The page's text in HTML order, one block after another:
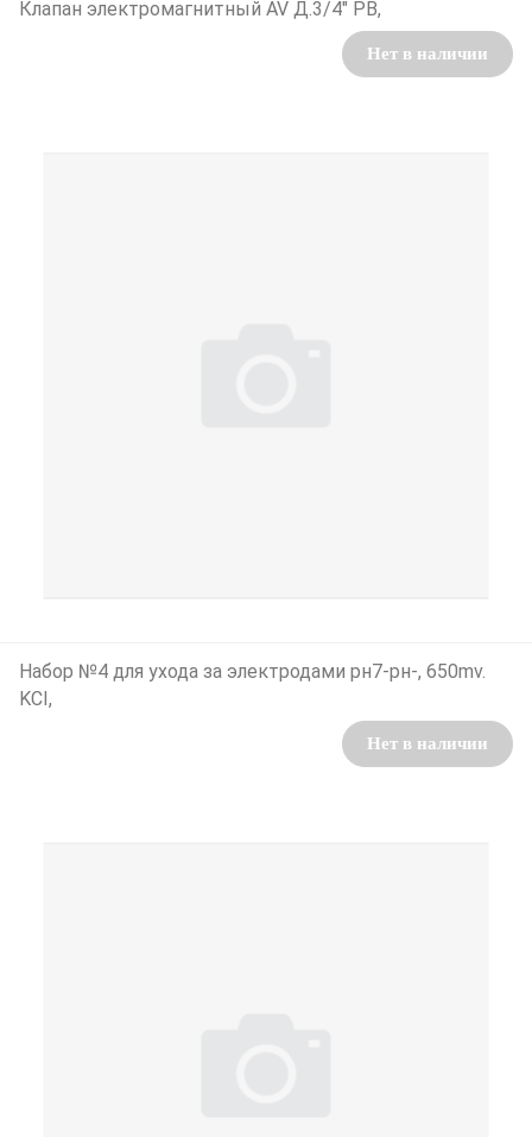
Клапан электромагнитный AV Д.3/4" РВ,
Нет в наличии
Набор №4 для ухода за электродами рн7-рн-, 650mv.
KCI,
Нет в наличии